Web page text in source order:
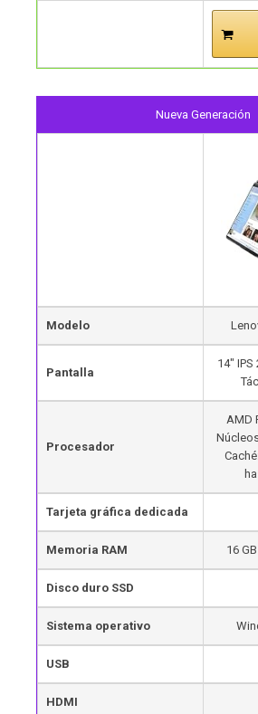
Nueva Generación
Modelo
Pantalla
14″
Procesador
AMD
Tarjeta gráfica dedicada
Memoria RAM 16
Disco duro SSD
Sistema operativo
USB
HDMI